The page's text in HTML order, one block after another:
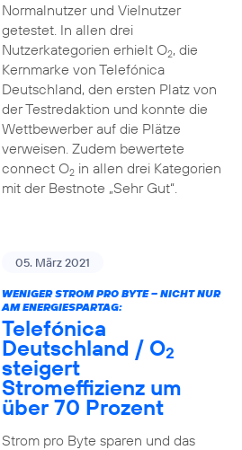
Normalnutzer und Vielnutzer
getestet. In allen drei
Nutzerkategorien erhielt O2, die
Kernmarke von Telefónica
Deutschland, den ersten Platz von
der Testredaktion und konnte die
Wettbewerber auf die Plätze
verweisen. Zudem bewertete
connect O2in allen drei Kategorien
mit der Bestnote „Sehr Gut“.
05. März 2021
WENIGER STROM PRO BYTE – NICHT NUR
AM ENERGIESPARTAG:
Telefónica
Deutschland / O2
steigert
Stromeffizienz um
über 70 Prozent
Strom pro Byte sparen und das